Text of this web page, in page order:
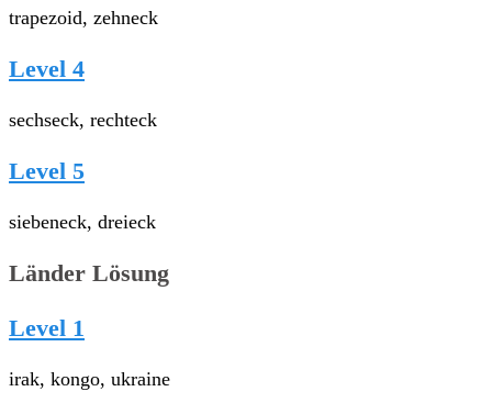
trapezoid, zehneck
Level 4
sechseck, rechteck
Level 5
siebeneck, dreieck
Länder Lösung
Level 1
irak, kongo, ukraine